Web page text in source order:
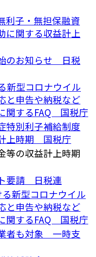
利子・無担保融資
に関する収益計上
のお知らせ 日税
型コロナウイル
と申告や納税など
関するFAQ 国税庁
特別利子補給制度
上時期 国税庁
等の収益計上時期
要請 日税連
新型コロナウイル
と申告や納税など
関するFAQ 国税庁
者も対象 一時支